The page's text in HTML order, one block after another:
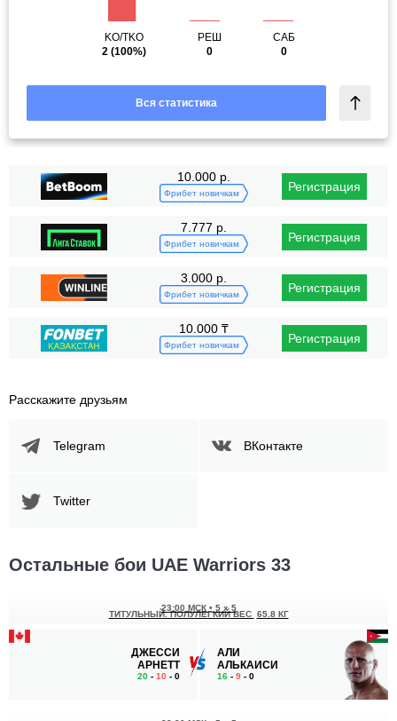
KO/TKO
2 (100%)
РЕШ
0
САБ
0
Вся статистика
10.000 р.
Фрибет новичкам Регистрация
7.777 р.
Фрибет новичкам Регистрация
3.000 р.
Фрибет новичкам Регистрация
10.000 ₸
Фрибет новичкам Регистрация
Расскажите друзьям
Telegram ВКонтакте
Twitter
Остальные бои UAE Warriors 33
ДЖЕССИ
АРНЕТТ
20 - 10 - 0
23:00 МСК • 5 x 5
ТИТУЛЬНЫЙ. ПОЛУЛЕГКИЙ ВЕС 65.8 КГ
АЛИ
АЛЬКАИСИ
16 - 9 - 0